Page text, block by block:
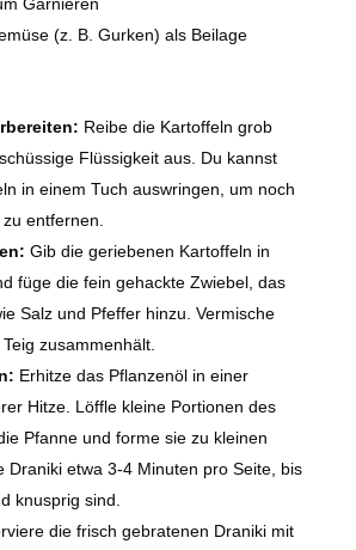
(z. B. Gurken) als Beilage
Reibe die Kartoffeln grob
Flüssigkeit aus. Du kannst
in einem Tuch auswringen, um noch
entfernen.
Gib die geriebenen Kartoffeln in
füge die fein gehackte Zwiebel, das
Salz und Pfeffer hinzu. Vermische
zusammenhält.
Erhitze das Pflanzenöl in einer
Hitze. Löffle kleine Portionen des
Pfanne und forme sie zu kleinen
Draniki etwa 3-4 Minuten pro Seite, bis
knusprig sind.
die frisch gebratenen Draniki mit